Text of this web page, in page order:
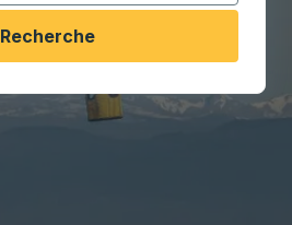
Recherche